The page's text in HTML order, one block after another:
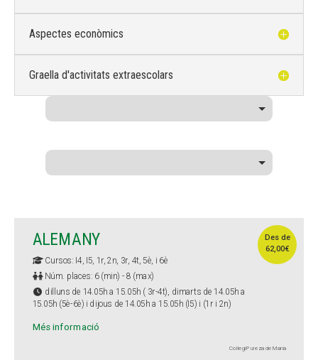
Aspectes econòmics
Graella d'activitats extraescolars
Des de
62,00€
ALEMANY
Cursos: I4, I5, 1r, 2n, 3r, 4t, 5è, i 6è
Núm. places: 6 (min) - 8 (max)
dilluns de 14.05h a 15.05h ( 3r-4t), dimarts de 14.05h a
15.05h (5è-6è) i dijous de 14.05h a 15.05h (I5) i (1r i 2n)
Més informació
Col·legi Pureza de María